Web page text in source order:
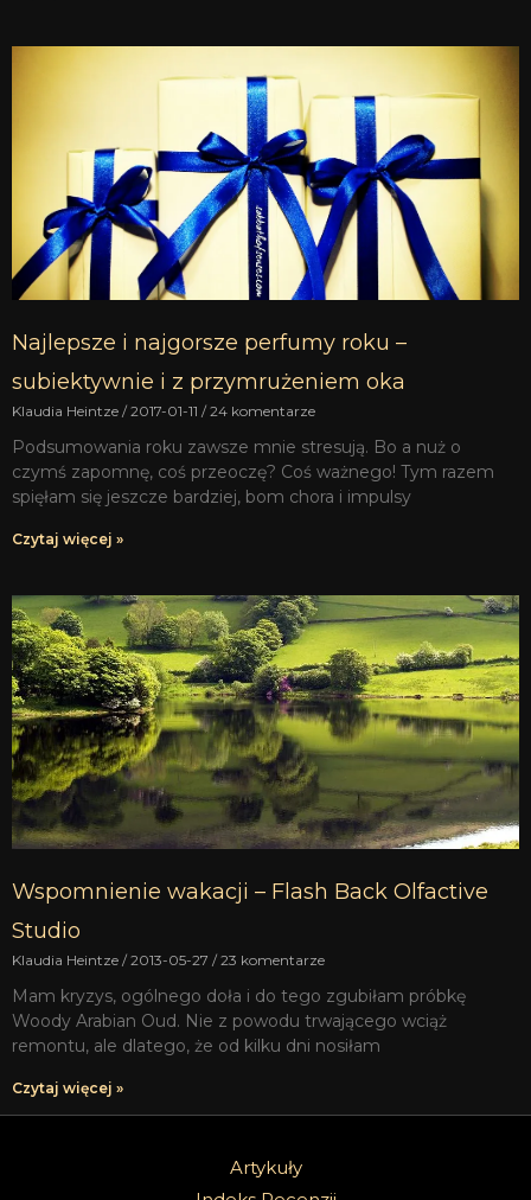
Najlepsze i najgorsze perfumy roku –
subiektywnie i z przymrużeniem oka
Klaudia Heintze 2017-01-11 24 komentarze
Podsumowania roku zawsze mnie stresują. Bo a nuż o
czymś zapomnę, coś przeoczę? Coś ważnego! Tym razem
spięłam się jeszcze bardziej, bom chora i impulsy
Czytaj więcej »
Wspomnienie wakacji – Flash Back Olfactive
Studio
Klaudia Heintze 2013-05-27 23 komentarze
Mam kryzys, ogólnego doła i do tego zgubiłam próbkę
Woody Arabian Oud. Nie z powodu trwającego wciąż
remontu, ale dlatego, że od kilku dni nosiłam
Czytaj więcej »
Artykuły